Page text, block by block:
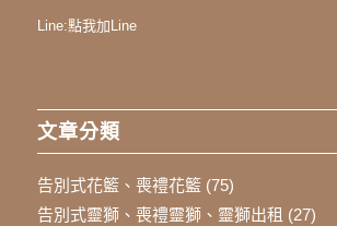
Line:點我加Line
文章分類
告別式花籃、喪禮花籃(75)
告別式靈獅、喪禮靈獅、靈獅出租 (27)